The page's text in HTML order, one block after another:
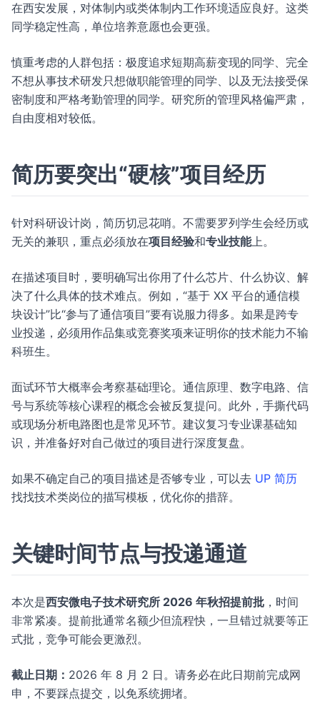
在西安发展，对体制内或类体制内工作环境适应良好。这类
同学稳定性高，单位培养意愿也会更强。
慎重考虑的人群包括：极度追求短期高薪变现的同学、完全
不想从事技术研发只想做职能管理的同学、以及无法接受保
密制度和严格考勤管理的同学。研究所的管理风格偏严肃，
自由度相对较低。
简历要突出“硬核”项目经历
针对科研设计岗，简历切忌花哨。不需要罗列学生会经历或
无关的兼职，重点必须放在项目经验和专业技能上。
在描述项目时，要明确写出你用了什么芯片、什么协议、解
决了什么具体的技术难点。例如，“基于 XX 平台的通信模
块设计”比“参与了通信项目”要有说服力得多。如果是跨专
业投递，必须用作品集或竞赛奖项来证明你的技术能力不输
科班生。
面试环节大概率会考察基础理论。通信原理、数字电路、信
号与系统等核心课程的概念会被反复提问。此外，手撕代码
或现场分析电路图也是常见环节。建议复习专业课基础知
识，并准备好对自己做过的项目进行深度复盘。
如果不确定自己的项目描述是否够专业，可以去 UP 简历
找找技术类岗位的描写模板，优化你的措辞。
关键时间节点与投递通道
本次是西安微电子技术研究所 2026 年秋招提前批 ，时间
非常紧凑。提前批通常名额少但流程快，一旦错过就要等正
式批，竞争可能会更激烈。
截止日期： 2026 年 8 月 2 日。请务必在此日期前完成网
申，不要踩点提交，以免系统拥堵。